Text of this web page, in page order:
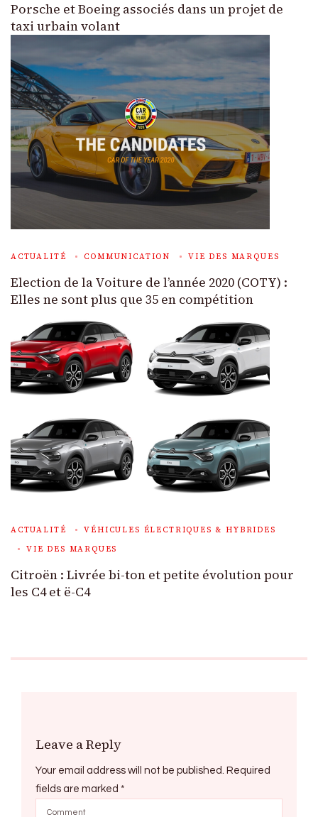
Porsche et Boeing associés dans un projet de
taxi urbain volant
ACTUALITÉ COMMUNICATION VIE DES MARQUES
Election de la Voiture de l’année 2020 (COTY) :
Elles ne sont plus que 35 en compétition
ACTUALITÉ
VÉHICULES ÉLECTRIQUES & HYBRIDES
VIE DES MARQUES
Citroën : Livrée bi-ton et petite évolution pour
les C4 et ë-C4
Leave a Reply
Your email address will not be published. Required
fields are marked *